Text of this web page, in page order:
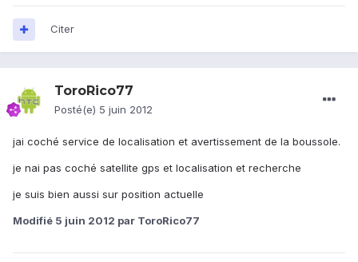
Citer
ToroRico77
Posté(e) 5 juin 2012
jai coché service de localisation et avertissement de la boussole.
je nai pas coché satellite gps et localisation et recherche
je suis bien aussi sur position actuelle
Modifié 5 juin 2012 par ToroRico77